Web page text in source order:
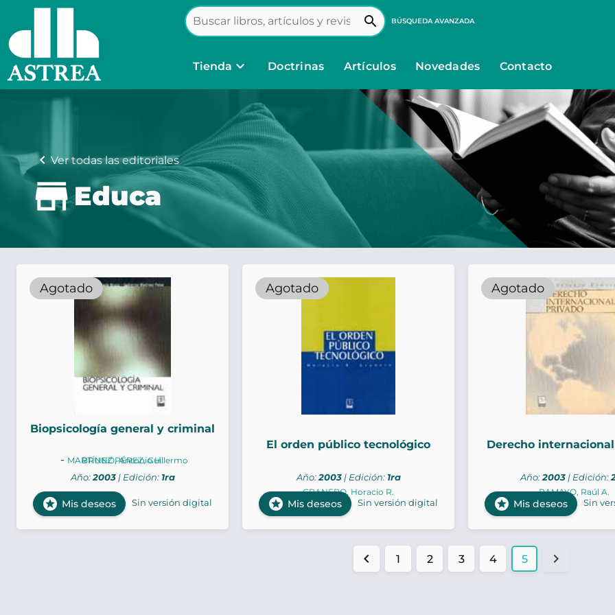
search BÚSQUEDA AVANZADA
Tienda keyboard_arrow_down Doctrinas Artículos Novedades Contacto
chevron_leftVer todas las editoriales
Educa
Agotado
Biopsicología general y criminal
BRUNO, Antonio H.
- MARTÍNEZ PÉREZ, Guillermo
Año:2003| Edición: 1ra
stars Mis deseos Sin versión digital
Agotado
El orden público tecnológico
GRANERO, Horacio R.
Año:2003| Edición: 1ra
stars Mis deseos Sin versión digital
Agotado
Derecho
RAMAYO, Raúl A.
Año:2003| Edición:
stars Mis deseos Sin
chevron_left 1 2 3 4 5 chevron_right